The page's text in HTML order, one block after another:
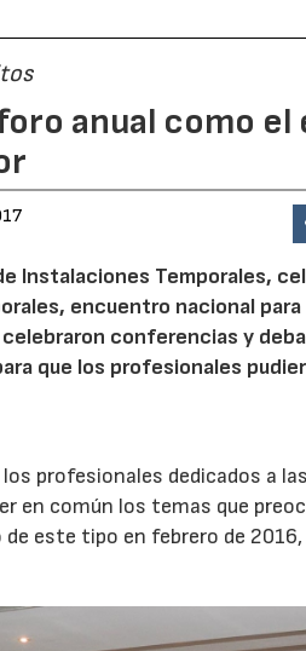
anual como
Instalaciones Temporales,
encuentro nacional
conferencias y
que los profesionales
los profesionales dedicados a
en común los temas que
este tipo en febrero de